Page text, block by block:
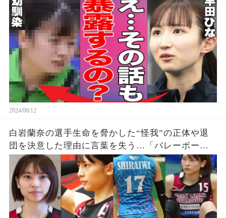
の事実に驚きを隠せない…【パリオリンピック/女
子シングルス】
2024/08/12
白岩蘭奈の選手生命を脅かした“怪我”の正体や退
団を決意した理由に言葉を失う…「バレーボー
ル」で活躍する選手の“熱愛”の真相に驚きを隠せ
ない…